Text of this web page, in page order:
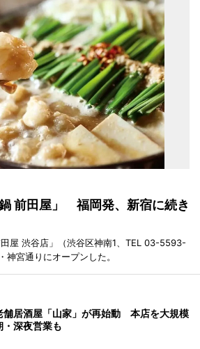
前田屋」 福岡発、新宿に続き
屋 渋谷店」（渋谷区神南1、TEL 03-5593-
宮通りにオープンした。
舗居酒屋「山家」が再始動 本店を大規模
・深夜営業も